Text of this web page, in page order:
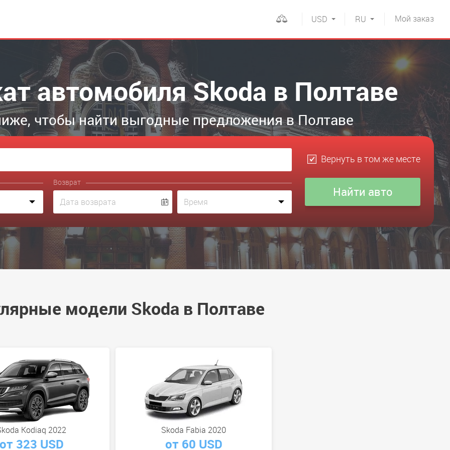
Мой заказ
RU
USD
автомобиля Skoda в Полтаве
чтобы найти выгодные предложения в Полтаве
Вернуть в том же месте
Возврат
модели Skoda в Полтаве
Kodiaq 2022
323 USD
Skoda Fabia 2020
от 60 USD